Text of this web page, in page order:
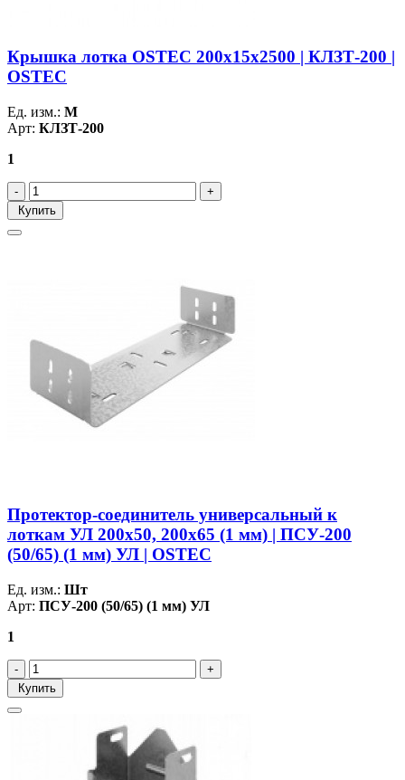
Крышка лотка OSTEC 200х15х2500 | КЛЗТ-200 |
OSTEC
Ед. изм.: М
Арт: КЛЗТ-200
1
Купить
Протектор-соединитель универсальный к
лоткам УЛ 200х50, 200х65 (1 мм) | ПСУ-200
(50/65) (1 мм) УЛ | OSTEC
Ед. изм.: Шт
Арт: ПСУ-200 (50/65) (1 мм) УЛ
1
Купить